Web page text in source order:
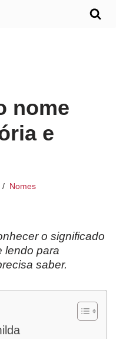
nome
e
Nomes
o significado
lendo para
saber.